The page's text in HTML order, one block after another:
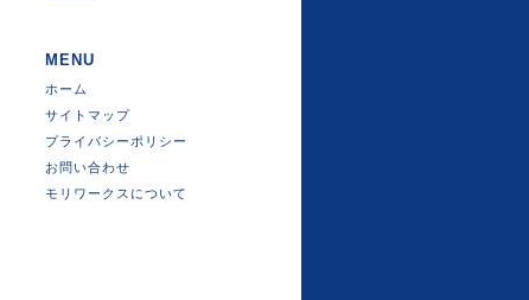
MENU
ホーム
サイトマップ
プライバシーポリシー
お問い合わせ
モリワークスについて